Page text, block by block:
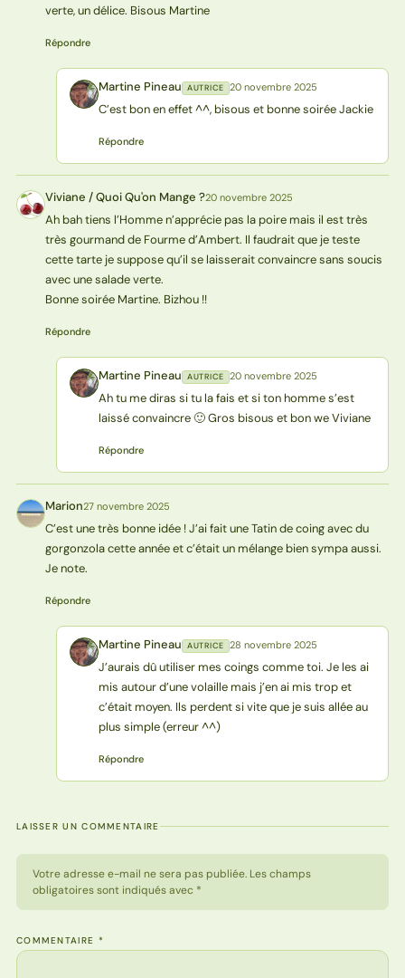
verte, un délice. Bisous Martine
Répondre
MP Martine Pineau AUTRICE 20 novembre 2025
C’est bon en effet ^^, bisous et bonne soirée Jackie
Répondre
V? Viviane / Quoi Qu'on Mange ?20 novembre 2025
Ah bah tiens l’Homme n’apprécie pas la poire mais il est très
très gourmand de Fourme d’Ambert. Il faudrait que je teste
cette tarte je suppose qu’il se laisserait convaincre sans soucis
avec une salade verte.
Bonne soirée Martine. Bizhou !!
Répondre
MP Martine Pineau AUTRICE 20 novembre 2025
Ah tu me diras si tu la fais et si ton homme s’est
laissé convaincre 🙂 Gros bisous et bon we Viviane
Répondre
M Marion27 novembre 2025
C’est une très bonne idée ! J’ai fait une Tatin de coing avec du
gorgonzola cette année et c’était un mélange bien sympa aussi.
Je note.
Répondre
MP Martine Pineau AUTRICE 28 novembre 2025
J’aurais dû utiliser mes coings comme toi. Je les ai
mis autour d’une volaille mais j’en ai mis trop et
c’était moyen. Ils perdent si vite que je suis allée au
plus simple (erreur ^^)
Répondre
LAISSER UN COMMENTAIRE
Votre adresse e-mail ne sera pas publiée. Les champs
obligatoires sont indiqués avec *
COMMENTAIRE *